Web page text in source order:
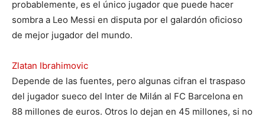
probablemente, es el único jugador que puede hacer
sombra a Leo Messi en disputa por el galardón oficioso
de mejor jugador del mundo.
Zlatan Ibrahimovic
Depende de las fuentes, pero algunas cifran el traspaso
del jugador sueco del Inter de Milán al FC Barcelona en
88 millones de euros. Otros lo dejan en 45 millones, si no